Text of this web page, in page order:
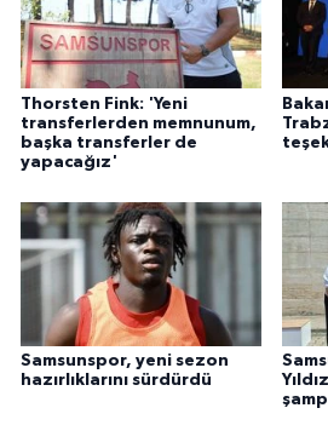
Thorsten Fink: 'Yeni
transferlerden memnunum,
başka transferler de
yapacağız'
Samsunspor, yeni sezon
hazırlıklarını sürdürdü